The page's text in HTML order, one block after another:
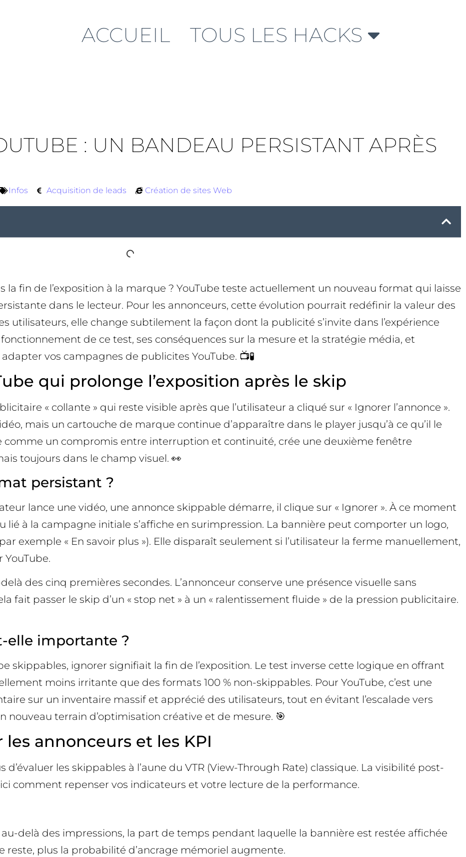
ACCUEIL TOUS LES HACKS
: UN BANDEAU PERSISTANT APRÈS
Infos Acquisition de leads Création de sites Web
la fin de l’exposition à la marque ? YouTube teste actuellement un nouveau format qui laisse
dans le lecteur. Pour les annonceurs, cette évolution pourrait redéfinir la valeur des
utilisateurs, elle change subtilement la façon dont la publicité s’invite dans l’expérience
de ce test, ses conséquences sur la mesure et la stratégie média, et
vos campagnes de publicites YouTube. 📺🧪
qui prolonge l’exposition après le skip
« collante » qui reste visible après que l’utilisateur a cliqué sur « Ignorer l’annonce ».
mais un cartouche de marque continue d’apparaître dans le player jusqu’à ce qu’il le
comme un compromis entre interruption et continuité, crée une deuxième fenêtre
toujours dans le champ visuel. 👀
persistant ?
lance une vidéo, une annonce skippable démarre, il clique sur « Ignorer ». À ce moment
lié à la campagne initiale s’affiche en surimpression. La bannière peut comporter un logo,
exemple « En savoir plus »). Elle disparaît seulement si l’utilisateur la ferme manuellement,
des cinq premières secondes. L’annonceur conserve une présence visuelle sans
fait passer le skip d’un « stop net » à un « ralentissement fluide » de la pression publicitaire.
elle importante ?
skippables, ignorer signifiait la fin de l’exposition. Le test inverse cette logique en offrant
moins irritante que des formats 100 % non-skippables. Pour YouTube, c’est une
sur un inventaire massif et apprécié des utilisateurs, tout en évitant l’escalade vers
nouveau terrain d’optimisation créative et de mesure. 🎯
annonceurs et les KPI
les skippables à l’aune du VTR (View-Through Rate) classique. La visibilité post-
comment repenser vos indicateurs et votre lecture de la performance.
delà des impressions, la part de temps pendant laquelle la bannière est restée affichée
reste, plus la probabilité d’ancrage mémoriel augmente.